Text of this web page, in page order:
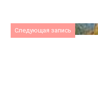
Следующая запись